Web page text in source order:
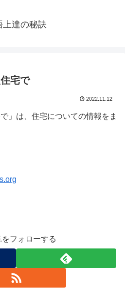
上達の秘訣
宅で
2022.11.12
」は、住宅についての情報をま
をフォローする